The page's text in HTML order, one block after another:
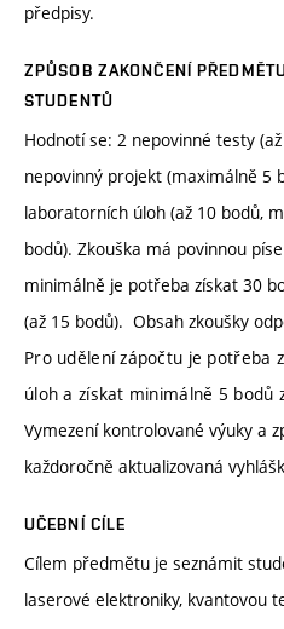
předpisy.
ZPŮSOB ZAKONČENÍ
STUDENTŮ
Hodnotí se: 2 nepovinné testy
nepovinný projekt (maximálně 5
laboratorních úloh (až 10 bodů,
bodů). Zkouška má povinnou
minimálně je potřeba získat 30
(až 15 bodů). Obsah zkoušky
Pro udělení zápočtu je potřeba
úloh a získat minimálně 5 bodů
Vymezení kontrolované výuky a
každoročně aktualizovaná
UČEBNÍ CÍLE
Cílem předmětu je seznámit
laserové elektroniky, kvantovou